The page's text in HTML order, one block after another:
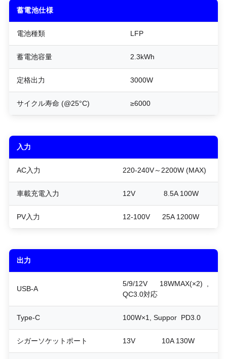
蓄電池仕様
電池種類 LFP
蓄電池容量 2.3kWh
定格出力 3000W
サイクル寿命 (@25°C) ≥6000
入力
AC入力 220-240V～2200W (MAX)
車載充電入力 12V 8.5A 100W
PV入力 12-100V 25A 1200W
出力
USB-A
5/9/12V 18WMAX(×2) ,
QC3.0対応
Type-C 100W×1, Suppor PD3.0
シガーソケットポート 13V 10A 130W